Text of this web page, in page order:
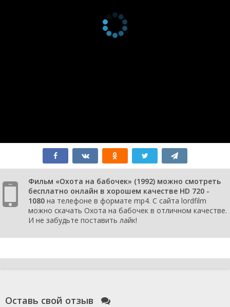
Фильм «Охота на бабочек» (1992) можно смотреть
бесплатно онлайн в хорошем качестве HD 720 -
1080 на телефоне в формате mp4. С сайта lordfilm
можно скачать Охота на бабочек в отличном качестве.
И не забудьте поставить лайк!
Оставь свой отзыв